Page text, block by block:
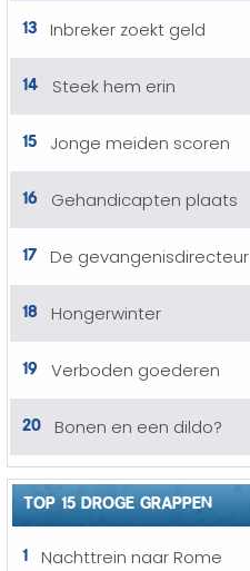
13 Inbreker zoekt geld
14 Steek hem erin
15 Jonge meiden scoren
16 Gehandicapten plaats
17 De gevangenisdirecteur
18 Hongerwinter
19 Verboden goederen
20 Bonen en een dildo?
TOP 15 DROGE GRAPPEN
1
Nachttrein naar Rome